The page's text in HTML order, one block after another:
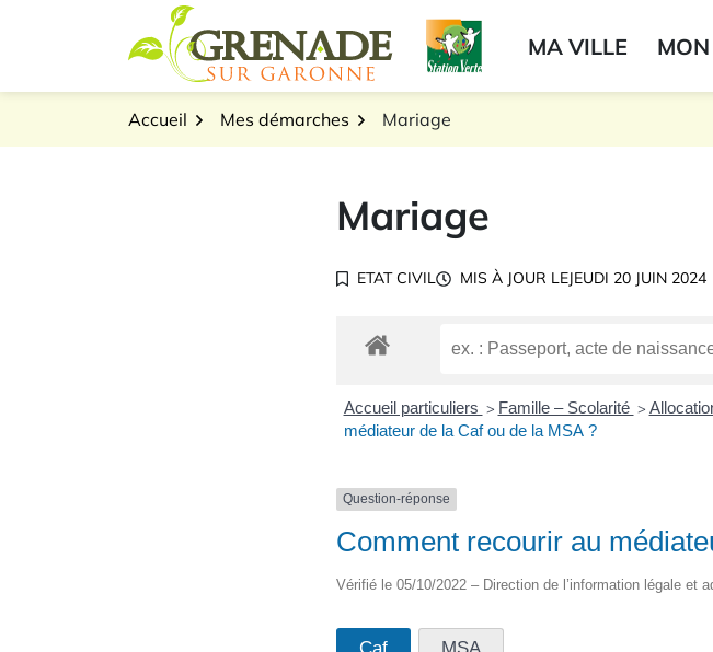
Logo Grenade sur GaronneMA VILLE
Accueil Mes démarches Mariage
Mariage
ETAT CIVIL MIS À JOUR LEJEUDI 20 JUIN 2024
Accueil particuliers > Famille – Scolarité >
médiateur de la Caf ou de la MSA ?
Question-réponse
Comment recourir au
Vérifié le 05/10/2022 – Direction de l’information légale et
Caf MSA